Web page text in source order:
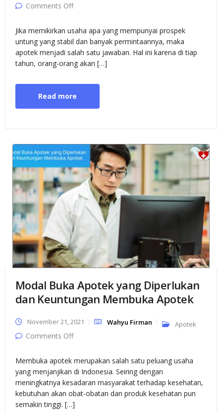
Comments Offon Usaha Apotek untuk Pemula : Tips Jitu
Jika memikirkan usaha apa yang mempunyai prospek
untung yang stabil dan banyak permintaannya, maka
apotek menjadi salah satu jawaban. Hal ini karena di tiap
tahun, orang-orang akan […]
Read more
Modal Buka Apotek yang Diperlukan
dan Keuntungan Membuka Apotek
November 21, 2021 Wahyu Firman Apotek
Comments Offon Modal Buka Apotek yang Diperlukan dan
Membuka apotek merupakan salah satu peluang usaha
yang menjanjikan di Indonesia. Seiring dengan
meningkatnya kesadaran masyarakat terhadap kesehatan,
kebutuhan akan obat-obatan dan produk kesehatan pun
semakin tinggi. […]